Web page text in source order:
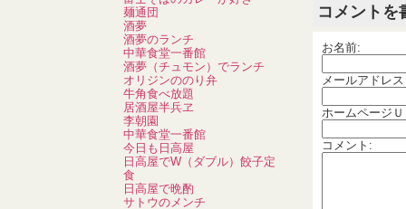
麺通団
酒夢
酒夢のランチ
中華食堂一番館
酒夢（チュモン）でランチ
オリジンののり弁
牛角食べ放題
居酒屋半兵ヱ
李朝園
中華食堂一番館
今日も日高屋
日高屋でW（ダブル）餃子定
食
日高屋で晩酌
サトウのメンチ
コメントを
お名前:
メールアドレ
ホームページ
コメント: